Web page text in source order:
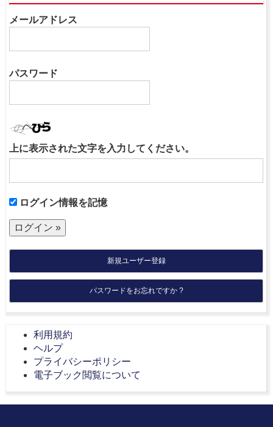
メールアドレス
パスワード
上に表示された文字を入力してください。
ログイン情報を記憶
新規ユーザー登録
パスワードをお忘れですか ?
利用規約
ヘルプ
プライバシーポリシー
電子ブック閲覧について